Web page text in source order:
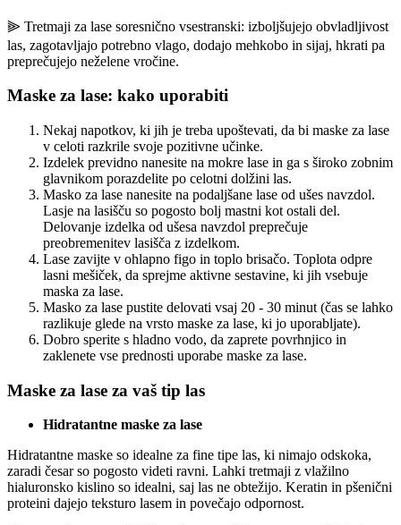
⫸ Tretmaji za lase soresnično vsestranski: izboljšujejo obvladljivost
las, zagotavljajo potrebno vlago, dodajo mehkobo in sijaj, hkrati pa
preprečujejo neželene vročine.
Maske za lase: kako uporabiti
Nekaj napotkov, ki jih je treba upoštevati, da bi maske za lase
v celoti razkrile svoje pozitivne učinke.
Izdelek previdno nanesite na mokre lase in ga s široko zobnim
glavnikom porazdelite po celotni dolžini las.
Masko za lase nanesite na podaljšane lase od ušes navzdol.
Lasje na lasišču so pogosto bolj mastni kot ostali del.
Delovanje izdelka od ušesa navzdol preprečuje
preobremenitev lasišča z izdelkom.
Lase zavijte v ohlapno figo in toplo brisačo. Toplota odpre
lasni mešiček, da sprejme aktivne sestavine, ki jih vsebuje
maska za lase.
Masko za lase pustite delovati vsaj 20 - 30 minut (čas se lahko
razlikuje glede na vrsto maske za lase, ki jo uporabljate).
Dobro sperite s hladno vodo, da zaprete povrhnjico in
zaklenete vse prednosti uporabe maske za lase.
Maske za lase za vaš tip las
Hidratantne maske za lase
Hidratantne maske so idealne za fine tipe las, ki nimajo odskoka,
zaradi česar so pogosto videti ravni. Lahki tretmaji z vlažilno
hialuronsko kislino so idealni, saj las ne obtežijo. Keratin in pšenični
proteini dajejo teksturo lasem in povečajo odpornost.